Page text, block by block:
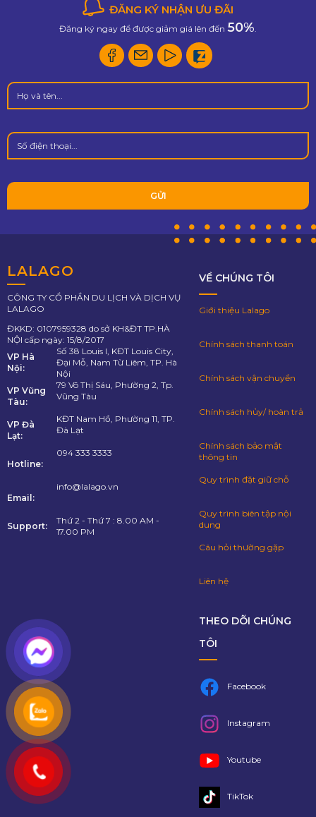
ĐĂNG KÝ NHẬN ƯU ĐÃI
Đăng ký ngay để được giảm giá lên đến 50%.
LALAGO
CÔNG TY CỔ PHẦN DU LỊCH VÀ DỊCH VỤ
LALAGO
ĐKKD: 0107959328 do sở KH&ĐT TP.HÀ
NỘI cấp ngày: 15/8/2017
VP Hà
Nội:
Số 38 Louis I, KĐT Louis City,
Đại Mỗ, Nam Từ Liêm, TP. Hà
Nội
VP Vũng
Tàu:
79 Võ Thị Sáu, Phường 2, Tp.
Vũng Tàu
VP Đà
Lạt:
KĐT Nam Hồ, Phường 11, TP.
Đà Lạt
Hotline:
094 333 3333
Email:
info@lalago.vn
Support:
Thứ 2 - Thứ 7 : 8.00 AM -
17.00 PM
VỀ CHÚNG TÔI
Giới thiệu Lalago
Chính sách thanh toán
Chính sách vận chuyển
Chính sách hủy/ hoàn trả
Chính sách bảo mật
thông tin
Quy trình đặt giữ chỗ
Quy trình biên tập nội
dung
Câu hỏi thường gặp
Liên hệ
THEO DÕI CHÚNG
TÔI
Facebook
Instagram
Youtube
TikTok